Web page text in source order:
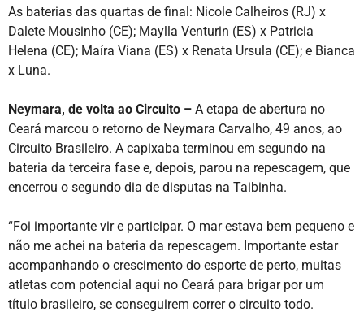
As baterias das quartas de final: Nicole Calheiros (RJ) x
Dalete Mousinho (CE); Maylla Venturin (ES) x Patricia
Helena (CE); Maíra Viana (ES) x Renata Ursula (CE); e Bianca
x Luna.
Neymara, de volta ao Circuito – A etapa de abertura no
Ceará marcou o retorno de Neymara Carvalho, 49 anos, ao
Circuito Brasileiro. A capixaba terminou em segundo na
bateria da terceira fase e, depois, parou na repescagem, que
encerrou o segundo dia de disputas na Taibinha.
“Foi importante vir e participar. O mar estava bem pequeno e
não me achei na bateria da repescagem. Importante estar
acompanhando o crescimento do esporte de perto, muitas
atletas com potencial aqui no Ceará para brigar por um
título brasileiro, se conseguirem correr o circuito todo.